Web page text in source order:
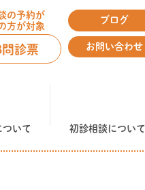
の予約が
方が対象
診票
ブログ
お問い合わせ
ついて 初診相談について